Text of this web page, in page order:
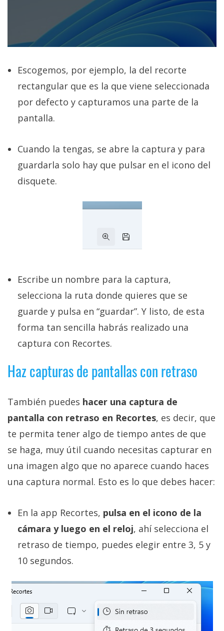
Escogemos, por ejemplo, la del recorte
rectangular que es la que viene seleccionada
por defecto y capturamos una parte de la
pantalla.
Cuando la tengas, se abre la captura y para
guardarla solo hay que pulsar en el icono del
disquete.
Escribe un nombre para la captura,
selecciona la ruta donde quieres que se
guarde y pulsa en “guardar”. Y listo, de esta
forma tan sencilla habrás realizado una
captura con Recortes.
Haz capturas de pantallas con retraso
También puedes hacer una captura de
pantalla con retraso en Recortes, es decir, que
te permita tener algo de tiempo antes de que
se haga, muy útil cuando necesitas capturar en
una imagen algo que no aparece cuando haces
una captura normal. Esto es lo que debes hacer:
En la app Recortes, pulsa en el icono de la
cámara y luego en el reloj, ahí selecciona el
retraso de tiempo, puedes elegir entre 3, 5 y
10 segundos.